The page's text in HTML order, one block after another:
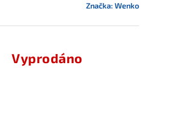
Značka:Wenko
Vyprodáno